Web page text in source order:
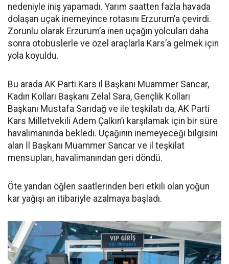
nedeniyle iniş yapamadı. Yarım saatten fazla havada
dolaşan uçak inemeyince rotasını Erzurum’a çevirdi.
Zorunlu olarak Erzurum’a inen uçağın yolcuları daha
sonra otobüslerle ve özel araçlarla Kars’a gelmek için
yola koyuldu.
Bu arada AK Parti Kars il Başkanı Muammer Sancar,
Kadın Kolları Başkanı Zelal Sara, Gençlik Kolları
Başkanı Mustafa Sarıdağ ve ile teşkilatı da, AK Parti
Kars Milletvekili Adem Çalkın’ı karşılamak için bir süre
havalimanında bekledi. Uçağının inemeyeceği bilgisini
alan İl Başkanı Muammer Sancar ve il teşkilat
mensupları, havalimanından geri döndü.
Öte yandan öğlen saatlerinden beri etkili olan yoğun
kar yağışı an itibariyle azalmaya başladı.